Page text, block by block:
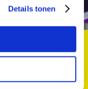
Details tonen